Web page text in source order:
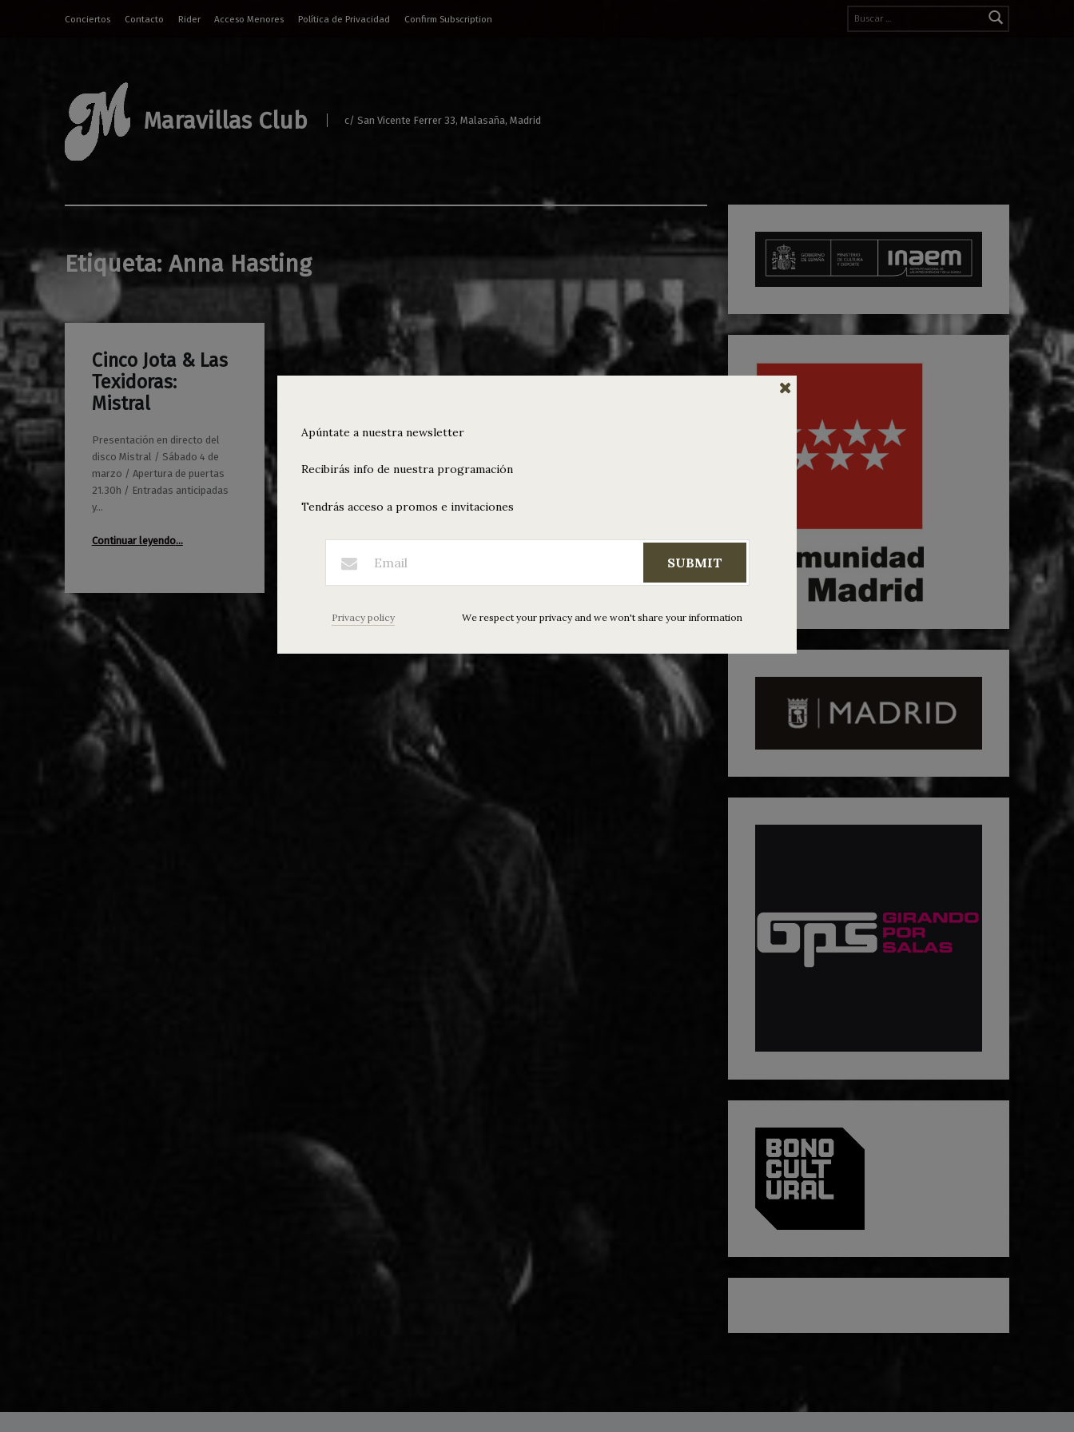
Buscar:
Conciertos
Contacto Rider Acceso Menores Política de Privacidad Confirm Subscription
Maravillas Club c/ San Vicente Ferrer 33, Malasaña, Madrid
Etiqueta: Anna Hasting
Cinco Jota & Las
Texidoras:
Mistral
Presentación en directo del
disco Mistral / Sábado 4 de
marzo / Apertura de puertas
21.30h / Entradas anticipadas
y…
Continuar leyendo…
02/03/2017
0
Maravillas
Apúntate a nuestra newsletter
Recibirás info de nuestra programación
Tendrás acceso a promos e invitaciones
SUBMIT
Privacy policy We respect your privacy and we won't share your information